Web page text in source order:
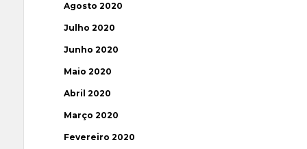
Agosto 2020
Julho 2020
Junho 2020
Maio 2020
Abril 2020
Março 2020
Fevereiro 2020